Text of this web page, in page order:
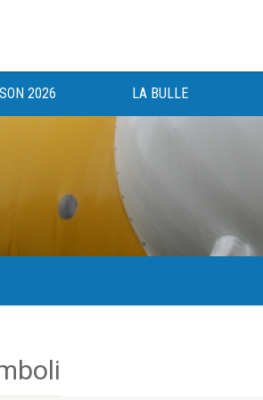
2026 LA BULLE
au bénéfice des haut-saônois depuis 1983.